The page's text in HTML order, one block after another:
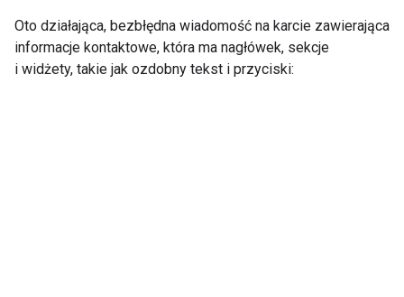
Oto działająca, bezbłędna wiadomość na karcie zawierająca
informacje kontaktowe, która ma nagłówek, sekcje
i widżety, takie jak ozdobny tekst i przyciski: